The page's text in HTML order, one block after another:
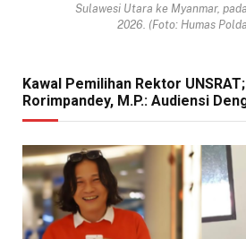
Sulawesi Utara ke Myanmar,
2026. (Foto: Humas
Kawal Pemilihan Rektor
Rorimpandey, M.P.: Audiensi